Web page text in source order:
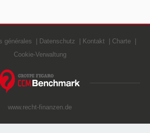
générales Datenschutz Kontakt
Charte
Cookie-Verwaltung
www.recht-finanzen.de